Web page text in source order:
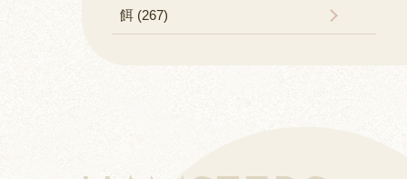
餌 (267)